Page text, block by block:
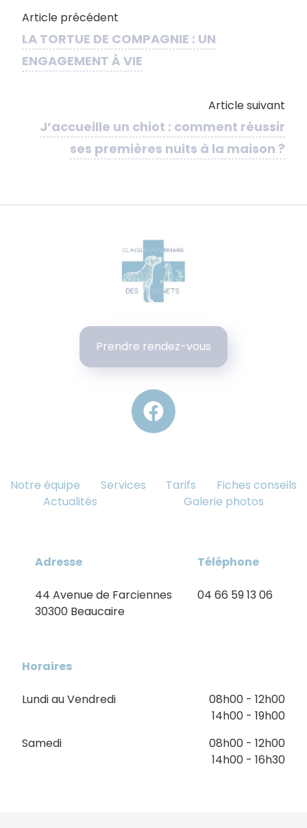
Article précédent
LA TORTUE DE COMPAGNIE : UN
ENGAGEMENT À VIE
Article suivant
J’accueille un chiot : comment réussir
ses premières nuits à la maison ?
Prendre rendez-vous
Notre équipe Services Tarifs
Fiches conseils
Actualités
Galerie photos
Adresse
44 Avenue de Farciennes
30300 Beaucaire
Téléphone
04 66 59 13 06
Horaires
Lundi au Vendredi
08h00 - 12h00
14h00 - 19h00
Samedi
08h00 - 12h00
14h00 - 16h30